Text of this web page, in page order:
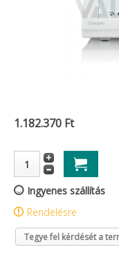
1.182.370 Ft
Ingyenes szállítás
Rendelésre
Tegye fel kérdését a